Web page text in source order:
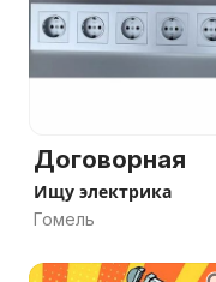
Договорная
Ищу электрика
Гомель